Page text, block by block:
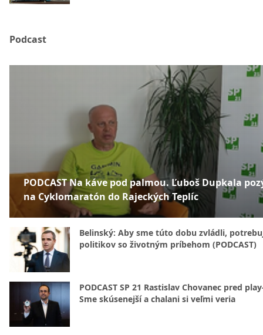
Podcast
PODCAST Na káve pod palmou. Ľuboš Dupkala
na Cyklomaratón do Rajeckých Teplíc
Belinský: Aby sme túto dobu zvládli,
politikov so životným príbehom (PODCAST)
PODCAST SP 21 Rastislav Chovanec pred
Sme skúsenejší a chalani si veľmi veria